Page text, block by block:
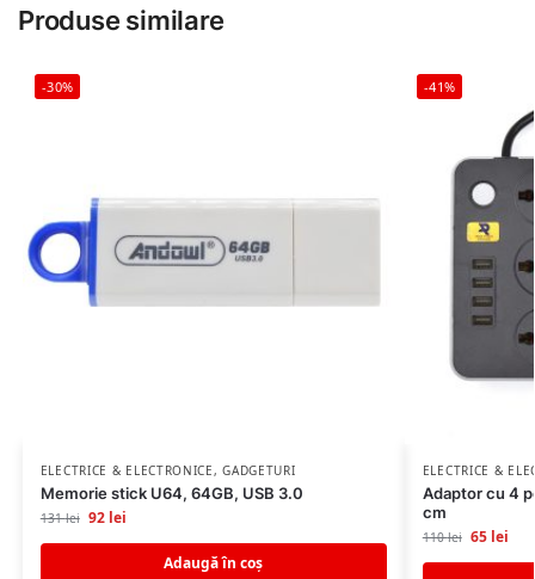
Produse similare
-30%
ELECTRICE & ELECTRONICE,GADGETURI
Memorie stick U64, 64GB, USB 3.0
131lei 92 lei
Adaugă în coș
-41%
ELECTRICE &
Adaptor cu 4
cm
110lei 65 lei